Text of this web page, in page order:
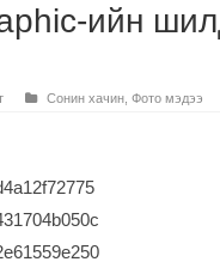
ийн
Сонин хачин Фото мэдээ